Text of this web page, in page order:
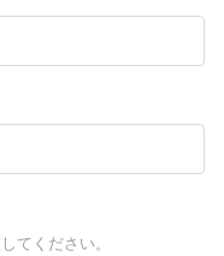
てください。